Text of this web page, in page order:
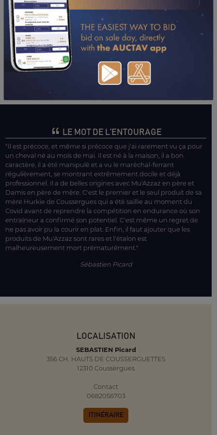
LE MOT DE L’ENTOURAGE
"Il est précoce, et même si précoce que j'ai rarement vu ça pour
un cheval né au mois de mai. Il est né à la maison, il a bon
caractère, il a été manipulé et a vu le maréchal-ferrant
régulièrement, se montrant extrêmement docile et déjà
professionnel. Il a de belles origines avec Mu'Azzaz en père et
Damis en père de mère. C'est le premier et le seul produit de sa
mère Hurkie de Coussergues qui a été saillie au moment du
Covid avant de reprendre la compétition en endurance où son
entraîneur a confirmé son potentiel. C'est même un regret de
ne pas avoir pu la courir en plat. Enfin, il faut ajouter que les
produits de Mu'Azzaz sont rares et l'étalon est
malheureusement mort prématurément."
Sébastien Picard
LOCALISATION
SEBASTIEN Picard
356 CH. HAUTS DE COUSSERGUETTES
12310 Coussergues
Contact
0682056703
ITINÉRAIRE